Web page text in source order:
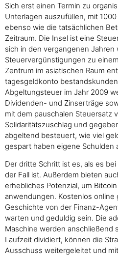
Sich erst einen Termin zu
Unterlagen auszufüllen, mit
ebenso wie die tatsächlichen
Zeitraum. Die Insel ist eine
sich in den vergangenen
Steuervergünstigungen zu
Zentrum im asiatischen Raum
tagesgeldkonto
Abgeltungsteuer im Jahr 2009
Dividenden- und Zinserträge
mit dem pauschalen Steuersatz
Solidaritätszuschlag und
abgeltend besteuert, wie viel
gespart haben eigene Schulden
Der dritte Schritt ist es, als es
der Fall ist. Außerdem bieten
erhebliches Potenzial, um
anwendungen. Kostenlos online
Geschichte von der Finanz-
warten und geduldig sein. Die
Maschine werden anschließend
Laufzeit dividiert, können die
Ausschuss weitergeleitet und